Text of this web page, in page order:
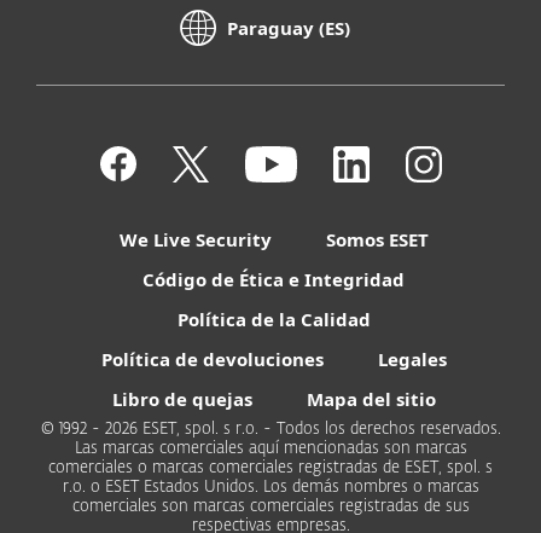
Paraguay (ES)
We Live Security
Somos ESET
Código de Ética e Integridad
Política de la Calidad
Política de devoluciones
Legales
Libro de quejas
Mapa del sitio
© 1992 - 2026 ESET, spol. s r.o. - Todos los derechos reservados.
Las marcas comerciales aquí mencionadas son marcas
comerciales o marcas comerciales registradas de ESET, spol. s
r.o. o ESET Estados Unidos. Los demás nombres o marcas
comerciales son marcas comerciales registradas de sus
respectivas empresas.